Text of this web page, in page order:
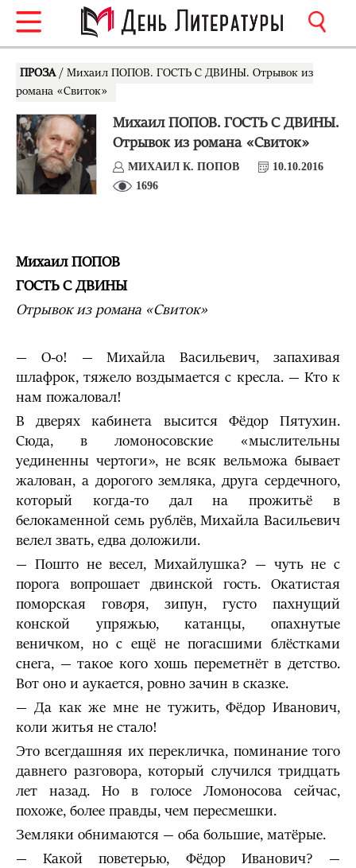
ПРОЗА / Михаил ПОПОВ. ГОСТЬ С ДВИНЫ. Отрывок из
романа «Свиток»
Михаил ПОПОВ. ГОСТЬ С ДВИНЫ.
Отрывок из романа «Свиток»
МИХАИЛ К. ПОПОВ
10.10.2016
1696
Михаил ПОПОВ
ГОСТЬ С ДВИНЫ
Отрывок из романа «Свиток»
— О-о! — Михайла Васильевич, запахивая
шлафрок, тяжело воздымается с кресла. — Кто к
нам пожаловал!
В дверях кабинета высится Фёдор Пятухин.
Сюда, в ломоносо­в­ские «мыслительны
уединенны чертоги», не всяк вельможа бывает
жалован, а дорогого земляка, друга сердечного,
который когда-то дал на прожитьё в
белокаменной семь рублёв, Михайла Васильевич
велел звать, едва доложили.
— Пошто не весел, Михайлушка? — чуть не с
порога вопрошает двинской гость. Окатистая
поморская говоря, зипун, густо пахнущий
конской упряжью, катанцы, опахнутые
веничком, но с ещё не погасшими блёстками
снега, — такое кого хошь переметнёт в детство.
Вот оно и аукается, ровно зачин в сказке.
— Да как же мне не тужить, Фёдор Иванович,
коли житья не стало!
Это всегдашняя их перекличка, поминание того
давнего разговора, который случился тридцать
лет назад. Но в голосе Ломоносова сейчас,
похоже, более правды, чем пересмешки.
Земляки обнимаются — оба большие, матёрые.
— Какой поветерью, Фёдор Иванович? —